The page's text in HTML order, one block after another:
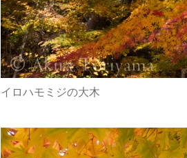
イロハモミジの大木